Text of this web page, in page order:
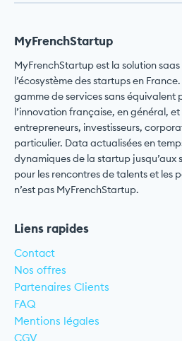
MyFrenchStartup
MyFrenchStartup est la solution
l’écosystème des startups en
gamme de services sans équivalent
l’innovation française, en général, et
entrepreneurs, investisseurs,
particulier. Data actualisées en
dynamiques de la startup jusqu’aux
pour les rencontres de talents et les
n’est pas MyFrenchStartup.
Liens rapides
Contact
Nos offres
Partenaires Clients
FAQ
Mentions légales
CGV